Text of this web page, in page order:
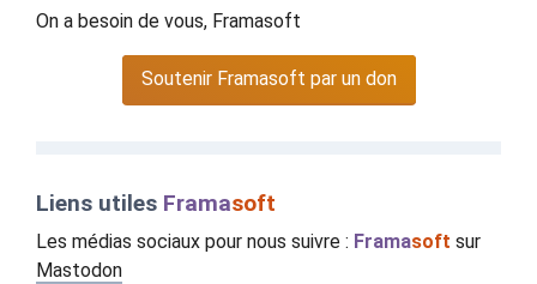
On a besoin de vous, Framasoft
Soutenir Framasoft par un don
Liens utiles Framasoft
Les médias sociaux pour nous suivre : Framasoft sur
Mastodon